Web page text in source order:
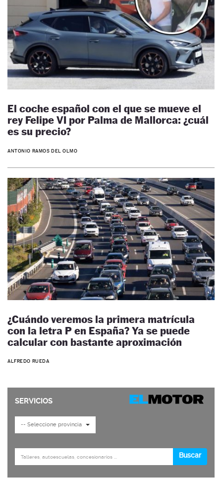
El coche español con el que se mueve el
rey Felipe VI por Palma de Mallorca: ¿cuál
es su precio?
ANTONIO RAMOS DEL OLMO
¿Cuándo veremos la primera matrícula
con la letra P en España? Ya se puede
calcular con bastante aproximación
ALFREDO RUEDA